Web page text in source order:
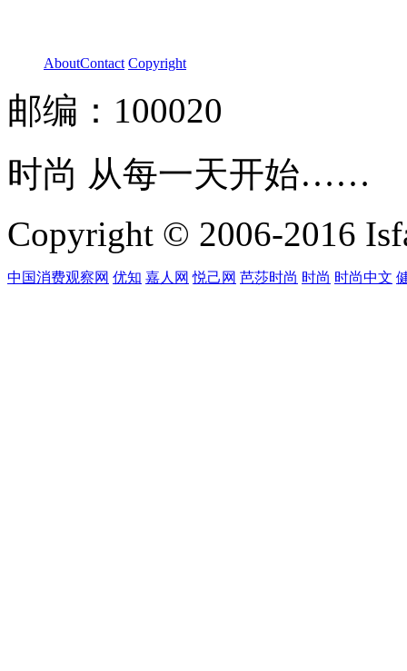
AboutContact Copyright
邮编：100020
时尚 从每一天开始……
Copyright © 2006-2016
中国消费观察网 优知 嘉人网 悦己网 芭莎时尚 时尚 时尚中文